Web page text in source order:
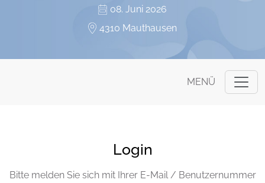
08. Juni 2026
4310 Mauthausen
MENÜ
Login
Bitte melden Sie sich mit Ihrer E-Mail / Benutzernummer